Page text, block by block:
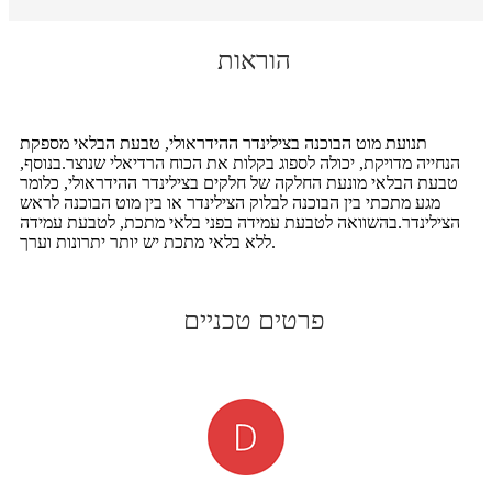
הוראות
תנועת מוט הבוכנה בצילינדר ההידראולי, טבעת הבלאי מספקת
הנחייה מדויקת, יכולה לספוג בקלות את הכוח הרדיאלי שנוצר.בנוסף,
טבעת הבלאי מונעת החלקה של חלקים בצילינדר ההידראולי, כלומר
מגע מתכתי בין הבוכנה לבלוק הצילינדר או בין מוט הבוכנה לראש
הצילינדר.בהשוואה לטבעת עמידה בפני בלאי מתכת, לטבעת עמידה
ללא בלאי מתכת יש יותר יתרונות וערך.
פרטים טכניים